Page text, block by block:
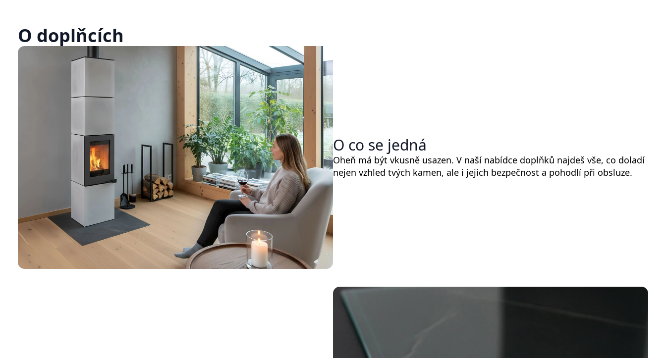
O doplňcích
O co se jedná
Oheň má být vkusně usazen. V naší nabídce doplňků najdeš vše, co doladí
nejen vzhled tvých kamen, ale i jejich bezpečnost a pohodlí při obsluze.